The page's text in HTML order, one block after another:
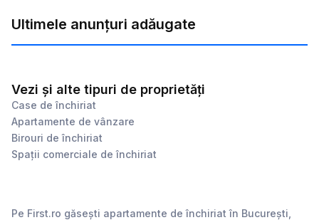
Ultimele anunțuri adăugate
Vezi și alte tipuri de proprietăți
Case de închiriat
Apartamente de vânzare
Birouri de închiriat
Spații comerciale de închiriat
Pe First.ro găsești apartamente de închiriat în București,